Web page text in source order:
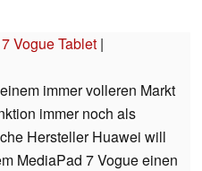
Vogue Tablet |
immer volleren Markt
immer noch als
Hersteller Huawei will
MediaPad 7 Vogue einen